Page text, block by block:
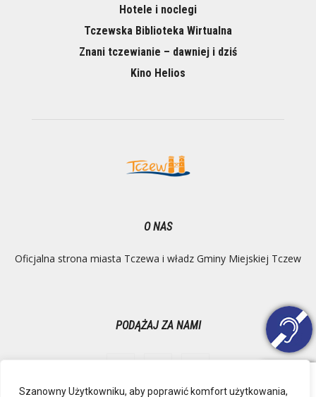
Szanowny Użytkowniku, aby poprawić komfort użytkowania,
Hotele i noclegi
Tczewska Biblioteka Wirtualna
Znani tczewianie – dawniej i dziś
Kino Helios
O NAS
Oficjalna strona miasta Tczewa i władz Gminy Miejskiej Tczew
PODĄŻAJ ZA NAMI